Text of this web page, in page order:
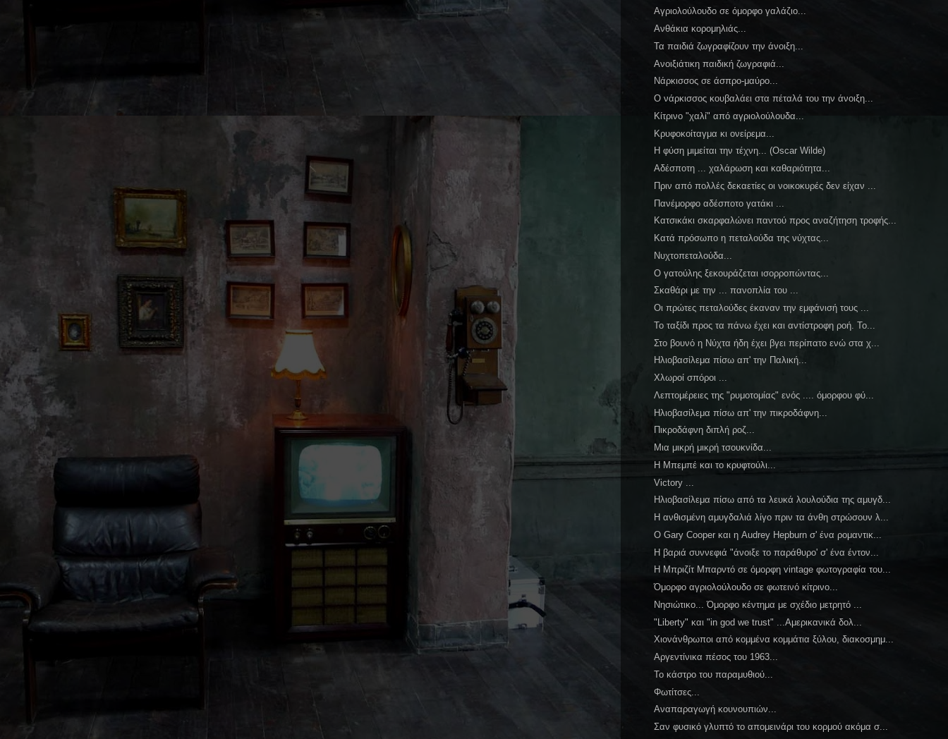
Αγριολούλουδο σε όμορφο γαλάζιο...
Ανθάκια κορομηλιάς...
Τα παιδιά ζωγραφίζουν την άνοιξη...
Ανοιξιάτικη παιδική ζωγραφιά...
Νάρκισσος σε άσπρο-μαύρο...
Ο νάρκισσος κουβαλάει στα πέταλά του την άνοιξη...
Κίτρινο "χαλί" από αγριολούλουδα...
Κρυφοκοίταγμα κι ονείρεμα...
Η φύση μιμείται την τέχνη... (Oscar Wilde)
Αδέσποτη ... χαλάρωση και καθαριότητα...
Πριν από πολλές δεκαετίες οι νοικοκυρές δεν είχαν ...
Πανέμορφο αδέσποτο γατάκι ...
Κατσικάκι σκαρφαλώνει παντού προς αναζήτηση τροφής...
Κατά πρόσωπο η πεταλούδα της νύχτας...
Νυχτοπεταλούδα...
Ο γατούλης ξεκουράζεται ισορροπώντας...
Σκαθάρι με την ... πανοπλία του ...
Οι πρώτες πεταλούδες έκαναν την εμφάνισή τους ...
Το ταξίδι προς τα πάνω έχει και αντίστροφη ροή. Το...
Στο βουνό η Νύχτα ήδη έχει βγει περίπατο ενώ στα χ...
Ηλιοβασίλεμα πίσω απ' την Παλική...
Χλωροί σπόροι ...
Λεπτομέρειες της "ρυμοτομίας" ενός .... όμορφου φύ...
Ηλιοβασίλεμα πίσω απ' την πικροδάφνη...
Πικροδάφνη διπλή ροζ...
Μια μικρή μικρή τσουκνίδα...
Η Μπεμπέ και το κρυφτούλι...
Victory ...
Ηλιοβασίλεμα πίσω από τα λευκά λουλούδια της αμυγδ...
Η ανθισμένη αμυγδαλιά λίγο πριν τα άνθη στρώσουν λ...
O Gary Cooper και η Audrey Hepburn σ' ένα ρομαντικ...
Η βαριά συννεφιά "άνοιξε το παράθυρο' σ' ένα έντον...
Η Μπριζίτ Μπαρντό σε όμορφη vintage φωτογραφία του...
Όμορφο αγριολούλουδο σε φωτεινό κίτρινο...
Νησιώτικο... Όμορφο κέντημα με σχέδιο μετρητό ...
"Liberty" και "in god we trust" ...Αμερικανικά δολ...
Χιονάνθρωποι από κομμένα κομμάτια ξύλου, διακοσμημ...
Αργεντίνικα πέσος του 1963...
Το κάστρο του παραμυθιού...
Φωτίτσες...
Αναπαραγωγή κουνουπιών...
Σαν φυσικό γλυπτό το απομεινάρι του κορμού ακόμα σ...